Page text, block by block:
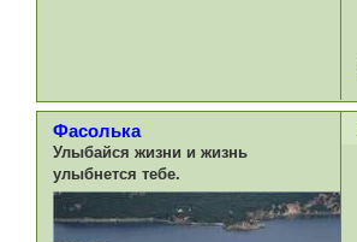
Фасолька
Улыбайся жизни и жизнь
улыбнется тебе.